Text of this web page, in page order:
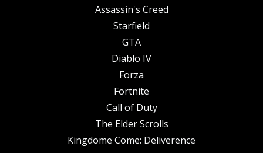
Assassin's Creed
Starfield
GTA
Diablo IV
Forza
Fortnite
Call of Duty
The Elder Scrolls
Kingdome Come: Deliverence